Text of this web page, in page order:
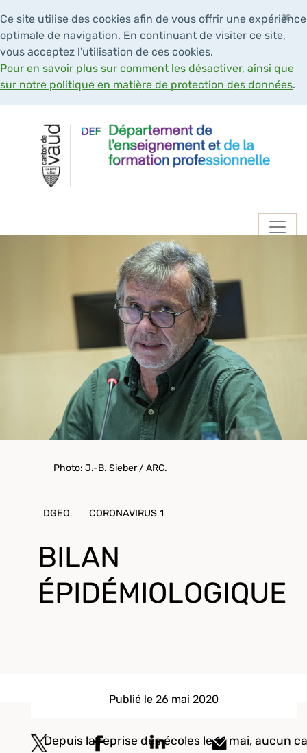
Ce site utilise des cookies afin de vous offrir une expérience
optimale de navigation. En continuant de visiter ce site,
vous acceptez l'utilisation de ces cookies.
Pour en savoir plus sur comment les désactiver, ainsi que
sur notre politique en matière de protection des données.
×
Photo: J.-B. Sieber / ARC.
DGEO CORONAVIRUS 1
BILAN
ÉPIDÉMIOLOGIQUE
Publié le 26 mai 2020
Depuis la reprise des écoles le 11 mai, aucun